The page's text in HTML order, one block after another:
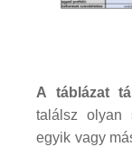
A táblázat
találsz olyan
egyik vagy